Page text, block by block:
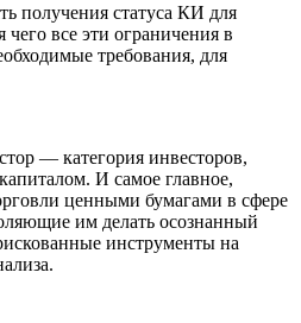
получения статуса КИ для
все эти ограничения в
требования, для
— категория инвесторов,
И самое главное,
ценными бумагами в сфере
им делать осознанный
инструменты на